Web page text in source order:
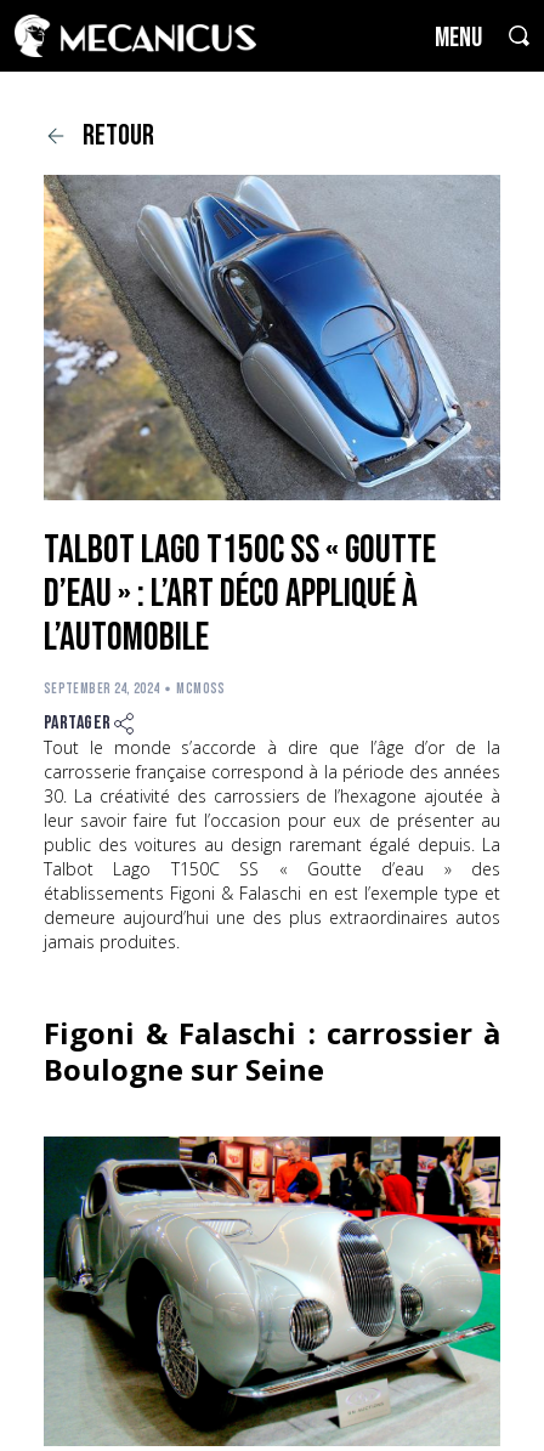
MENU
retour
‍Talbot Lago T150C SS « Goutte
d’eau » : l’Art Déco appliqué à
l’automobile
SEPTEMBER 24, 2024 MCMOSS
Partager
Tout le monde s’accorde à dire que l’âge d’or de la
carrosserie française correspond à la période des années
30. La créativité des carrossiers de l’hexagone ajoutée à
leur savoir faire fut l’occasion pour eux de présenter au
public des voitures au design raremant égalé depuis. La
Talbot Lago T150C SS « Goutte d’eau » des
établissements Figoni & Falaschi en est l’exemple type et
demeure aujourd’hui une des plus extraordinaires autos
jamais produites.
Figoni & Falaschi : carrossier à
Boulogne sur Seine